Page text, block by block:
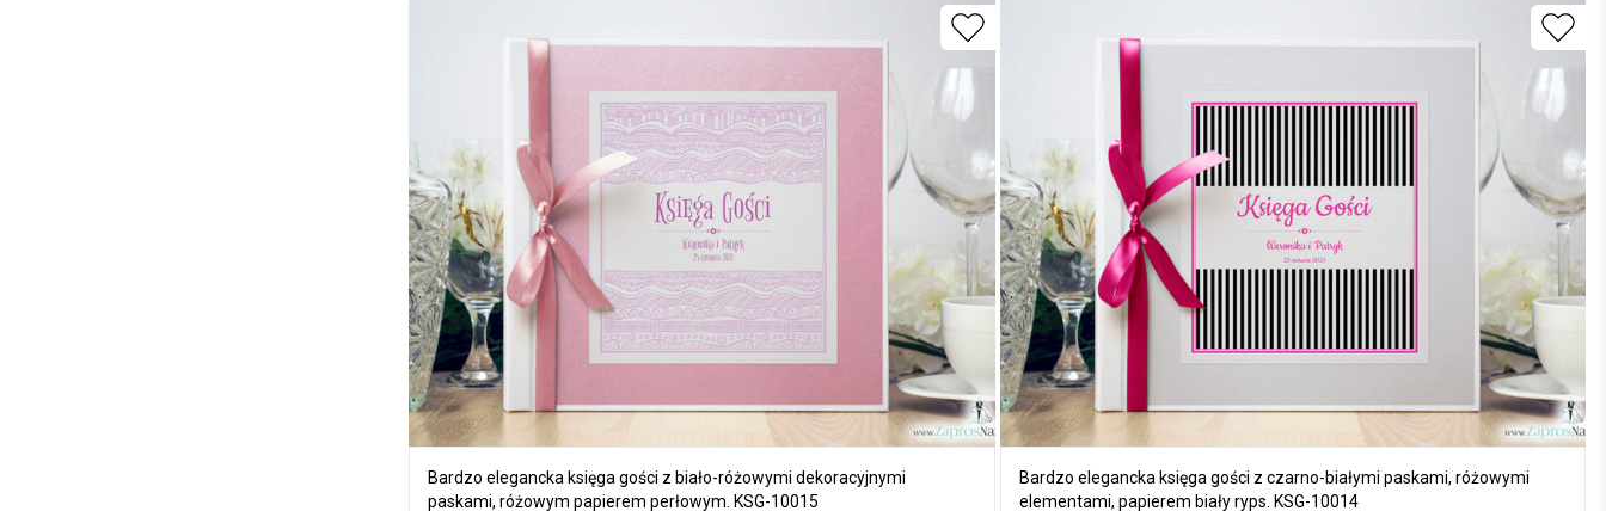
Bardzo elegancka księga gości z biało-różowymi dekoracyjnymi
paskami, różowym papierem perłowym. KSG-10015
Bardzo elegancka księga gości z czarno-białymi paskami, różowymi
elementami, papierem biały ryps. KSG-10014